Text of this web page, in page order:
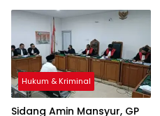
Hukum & Kriminal
Sidang Amin Mansyur, GP